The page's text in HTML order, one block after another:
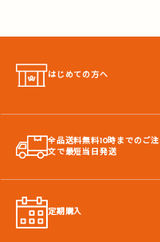
はじめての方へ
全品送料無料10時までのご注
文で最短当日発送
定期購入